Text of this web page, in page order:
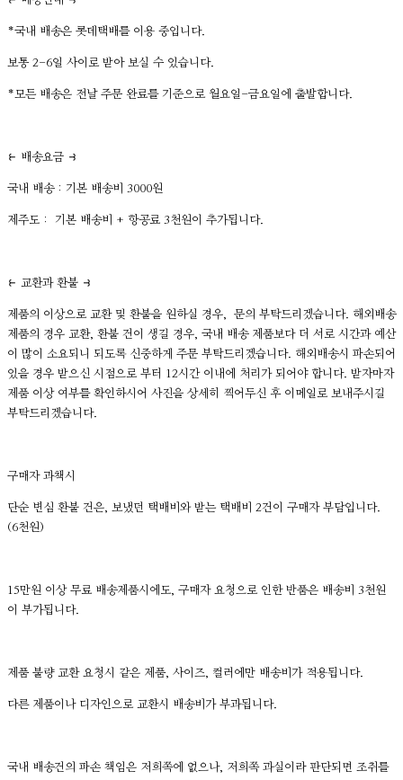
*국내 배송은 롯데택배를 이용 중입니다.
보통 2-6일 사이로 받아 보실 수 있습니다.
*모든 배송은 전날 주문 완료를 기준으로 월요일-금요일에 출발합니다.
⥼ 배송요금 ⥽
국내 배송 : 기본 배송비 3000원
제주도 : 기본 배송비 + 항공료 3천원이 추가됩니다.
⥼ 교환과 환불 ⥽
제품의 이상으로 교환 및 환불을 원하실 경우, 문의 부탁드리겠습니다. 해외배송
제품의 경우 교환, 환불 건이 생길 경우, 국내 배송 제품보다 더 서로 시간과 예산
이 많이 소요되니 되도록 신중하게 주문 부탁드리겠습니다. 해외배송시 파손되어
있을 경우 받으신 시점으로 부터 12시간 이내에 처리가 되어야 합니다. 받자마자
제품 이상 여부를 확인하시어 사진을 상세히 찍어두신 후 이메일로 보내주시길
부탁드리겠습니다.
구매자 과책시
단순 변심 환불 건은, 보냈던 택배비와 받는 택배비 2건이 구매자 부담입니다.
(6천원)
15만원 이상 무료 배송제품시에도, 구매자 요청으로 인한 반품은 배송비 3천원
이 부가됩니다.
제품 불량 교환 요청시 같은 제품, 사이즈, 컬러에만 배송비가 적용됩니다.
다른 제품이나 디자인으로 교환시 배송비가 부과됩니다.
국내 배송건의 파손 책임은 저희쪽에 없으나, 저희쪽 과실이라 판단되면 조취를